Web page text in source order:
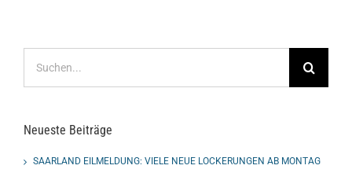
nach:
Neueste Beiträge
SAARLAND EILMELDUNG: VIELE NEUE LOCKERUNGEN AB MONTAG